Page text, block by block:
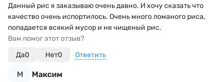
Данный рис я заказываю очень давно. И хочу сказать что
качество очень испортилось. Очень много ломаного риса,
попадается всякий мусор и не чищеный рис.
Вам помог этот отзыв?
Да0 Нет0 Ответить
М Максим